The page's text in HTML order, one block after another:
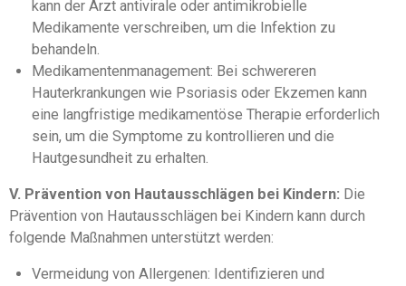
kann der Arzt antivirale oder antimikrobielle
Medikamente verschreiben, um die Infektion zu
behandeln.
Medikamentenmanagement: Bei schwereren
Hauterkrankungen wie Psoriasis oder Ekzemen kann
eine langfristige medikamentöse Therapie erforderlich
sein, um die Symptome zu kontrollieren und die
Hautgesundheit zu erhalten.
V. Prävention von Hautausschlägen bei Kindern: Die
Prävention von Hautausschlägen bei Kindern kann durch
folgende Maßnahmen unterstützt werden:
Vermeidung von Allergenen: Identifizieren und